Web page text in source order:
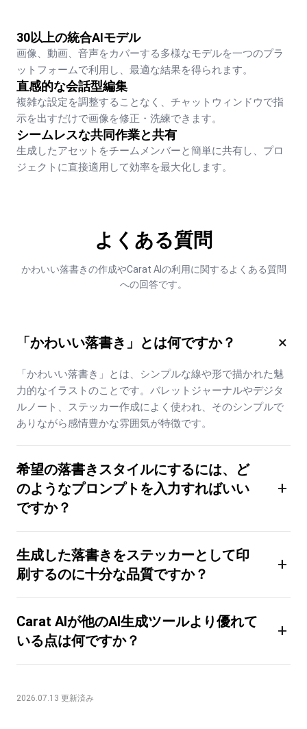
30以上の統合AIモデル
画像、動画、音声をカバーする多様なモデルを一つのプラ
ットフォームで利用し、最適な結果を得られます。
直感的な会話型編集
複雑な設定を調整することなく、チャットウィンドウで指
示を出すだけで画像を修正・洗練できます。
シームレスな共同作業と共有
生成したアセットをチームメンバーと簡単に共有し、プロ
ジェクトに直接適用して効率を最大化します。
よくある質問
かわいい落書きの作成やCarat AIの利用に関するよくある質問
への回答です。
「かわいい落書き」とは何ですか？ ×
「かわいい落書き」とは、シンプルな線や形で描かれた魅
力的なイラストのことです。バレットジャーナルやデジタ
ルノート、ステッカー作成によく使われ、そのシンプルで
ありながら感情豊かな雰囲気が特徴です。
希望の落書きスタイルにするには、ど
のようなプロンプトを入力すればいい
ですか？
+
生成した落書きをステッカーとして印
刷するのに十分な品質ですか？
+
Carat AIが他のAI生成ツールより優れて
いる点は何ですか？
+
2026.07.13 更新済み